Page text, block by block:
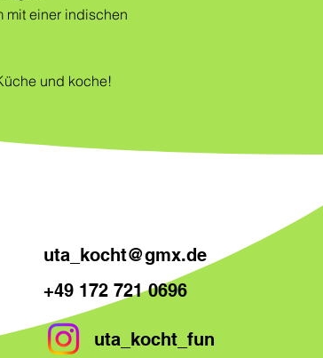
mit einer indischen
und koche!
uta_kocht@gmx.de
+49 172 721 0696
uta_kocht_fun